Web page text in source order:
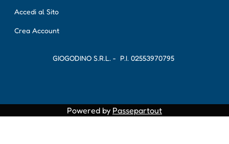
Accedi al Sito
Crea Account
GIOGODINO S.R.L. - P.I. 02553970795
Powered by Passepartout